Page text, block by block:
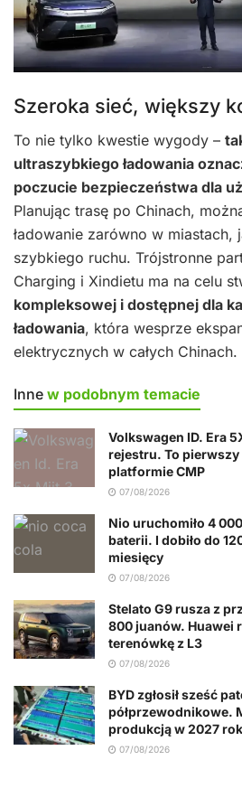
Szeroka sieć, większy
To nie tylko kwestie wygody –
ultraszybkiego ładowania
poczucie bezpieczeństwa dla
Planując trasę po Chinach,
ładowanie zarówno w miastach,
szybkiego ruchu. Trójstronne
Charging i Xindietu ma na celu
kompleksowej i dostępnej dla
ładowania, która wesprze
elektrycznych w całych Chinach.
Inne w podobnym temacie
Volkswagen ID. Era
rejestru. To pierwszy
platformie CMP
07/08/2026
Nio uruchomiło 4
baterii. I dobiło do
miesięcy
07/08/2026
Stelato G9 rusza z
800 juanów. Huawei
terenówkę z L3
07/08/2026
BYD zgłosił sześć
półprzewodnikowe.
produkcją w 2027
07/08/2026